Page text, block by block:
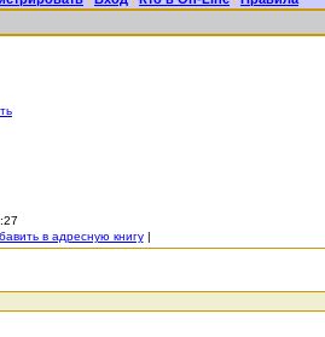
в адресную книгу|